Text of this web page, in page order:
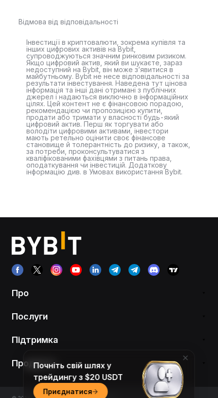
Відмова від відповідальності
Інвестиції в криптовалюти, зокрема купівля та
інших цифрових активів на Bybit,
супроводжуються значним ринковим ризиком.
Якщо цифровий актив, який ви шукаєте, зараз
недоступний на Bybit, він може з’явитися в
майбутньому. Bybit не несе відповідальності за
результати інвестування. Наведена тут цінова
інформація та інші дані отримані з публічних
джерел і надаються виключно в інформаційних
цілях. Цей контент не є фінансовою порадою,
рекомендацією чи пропозицією купити,
продати або тримати у власності будь-який
цифровий актив. Перш як торгувати або
володіти цифровими активами, інвестори
мають ретельно оцінити своє фінансове
становище й толерантність до ризику, а також,
за потреби, проконсультуватися з
кваліфікованими фахівцями з питань права,
оподаткування чи інвестицій. Додаткову
інформацію див. в Умовах використання Bybit.
Про
Послуги
Підтримка
ПродуктиПочніть свій шлях у
трейдингу з $20 USDT
Приєднатися